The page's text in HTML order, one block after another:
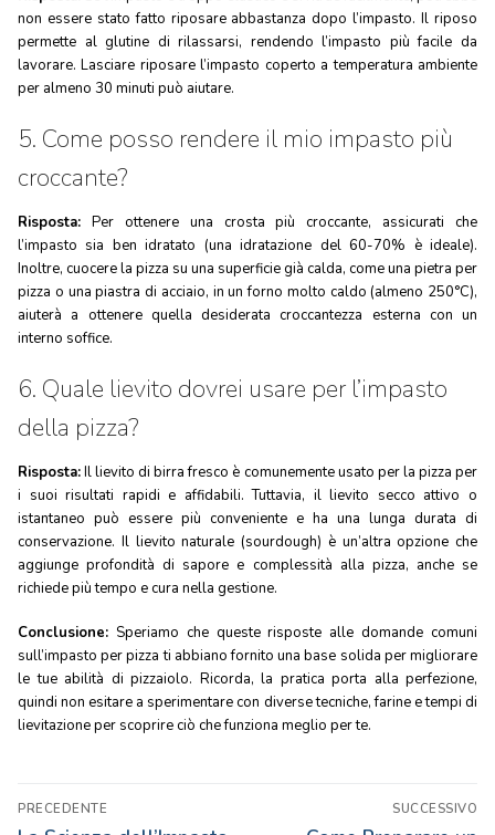
non essere stato fatto riposare abbastanza dopo l’impasto. Il riposo
permette al glutine di rilassarsi, rendendo l’impasto più facile da
lavorare. Lasciare riposare l’impasto coperto a temperatura ambiente
per almeno 30 minuti può aiutare.
5. Come posso rendere il mio impasto più
croccante?
Risposta: Per ottenere una crosta più croccante, assicurati che
l’impasto sia ben idratato (una idratazione del 60-70% è ideale).
Inoltre, cuocere la pizza su una superficie già calda, come una pietra per
pizza o una piastra di acciaio, in un forno molto caldo (almeno 250°C),
aiuterà a ottenere quella desiderata croccantezza esterna con un
interno soffice.
6. Quale lievito dovrei usare per l’impasto
della pizza?
Risposta:Il lievito di birra fresco è comunemente usato per la pizza per
i suoi risultati rapidi e affidabili. Tuttavia, il lievito secco attivo o
istantaneo può essere più conveniente e ha una lunga durata di
conservazione. Il lievito naturale (sourdough) è un’altra opzione che
aggiunge profondità di sapore e complessità alla pizza, anche se
richiede più tempo e cura nella gestione.
Conclusione: Speriamo che queste risposte alle domande comuni
sull’impasto per pizza ti abbiano fornito una base solida per migliorare
le tue abilità di pizzaiolo. Ricorda, la pratica porta alla perfezione,
quindi non esitare a sperimentare con diverse tecniche, farine e tempi di
lievitazione per scoprire ciò che funziona meglio per te.
Navigazione
PRECEDENTE SUCCESSIVO